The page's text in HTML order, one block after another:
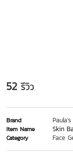
52 รีวิว
Brand
Item Name Skin
Category Face